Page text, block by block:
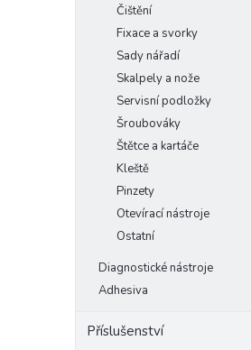
Čištění
Fixace a svorky
Sady nářadí
Skalpely a nože
Servisní podložky
Šroubováky
Štětce a kartáče
Kleště
Pinzety
Otevírací nástroje
Ostatní
Diagnostické nástroje
Adhesiva
Příslušenství